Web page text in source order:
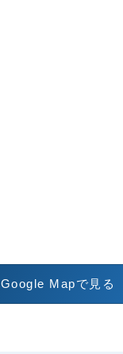
Google Mapで見る